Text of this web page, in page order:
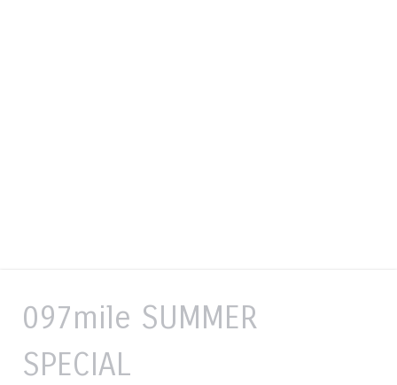
097mile SUMMER
SPECIAL